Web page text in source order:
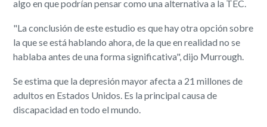
algo en que podrían pensar como una alternativa a la TEC.
"La conclusión de este estudio es que hay otra opción sobre
la que se está hablando ahora, de la que en realidad no se
hablaba antes de una forma significativa", dijo Murrough.
Se estima que la depresión mayor afecta a 21 millones de
adultos en Estados Unidos. Es la principal causa de
discapacidad en todo el mundo.